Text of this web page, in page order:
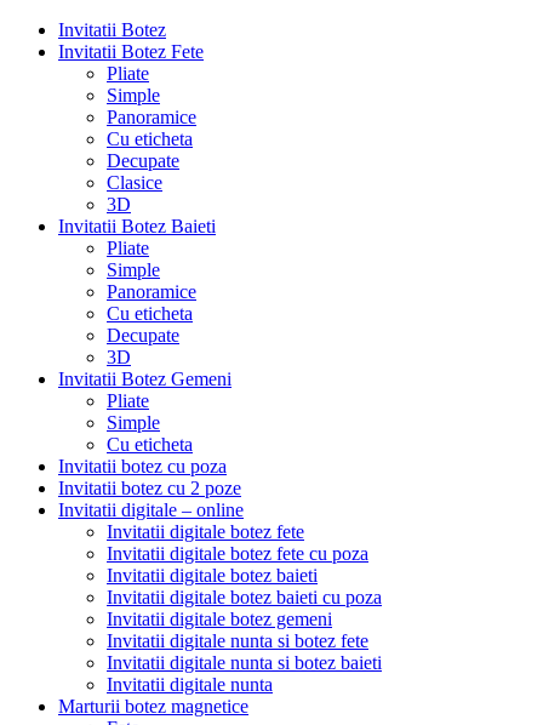
Invitatii Botez
Invitatii Botez Fete
Pliate
Simple
Panoramice
Cu eticheta
Decupate
Clasice
3D
Invitatii Botez Baieti
Pliate
Simple
Panoramice
Cu eticheta
Decupate
3D
Invitatii Botez Gemeni
Pliate
Simple
Cu eticheta
Invitatii botez cu poza
Invitatii botez cu 2 poze
Invitatii digitale – online
Invitatii digitale botez fete
Invitatii digitale botez fete cu poza
Invitatii digitale botez baieti
Invitatii digitale botez baieti cu poza
Invitatii digitale botez gemeni
Invitatii digitale nunta si botez fete
Invitatii digitale nunta si botez baieti
Invitatii digitale nunta
Marturii botez magnetice